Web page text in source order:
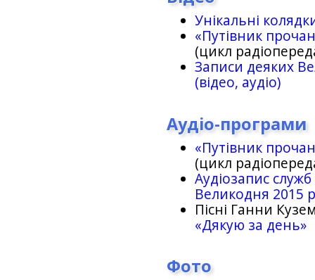
Унікальні
«Путівник
(цикл
Записи деяких
(відео, аудіо)
Аудіо-програми
«Путівник
(цикл
Аудіозапис
Великодня 2015
Пісні Ганни
«Дякую за день»
Фото